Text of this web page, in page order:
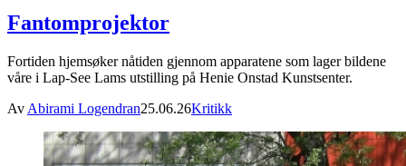
Fantomprojektor
Fortiden hjemsøker nåtiden gjennom apparatene som lager bildene
våre i Lap-See Lams utstilling på Henie Onstad Kunstsenter.
Av Abirami Logendran25.06.26Kritikk